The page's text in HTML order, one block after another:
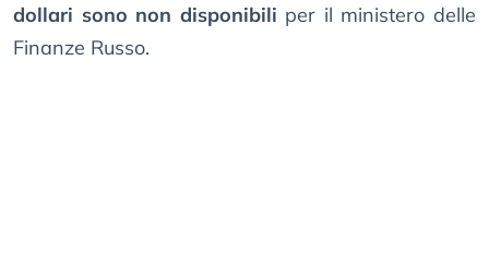
dollari sono non disponibili per il ministero delle
Finanze Russo.